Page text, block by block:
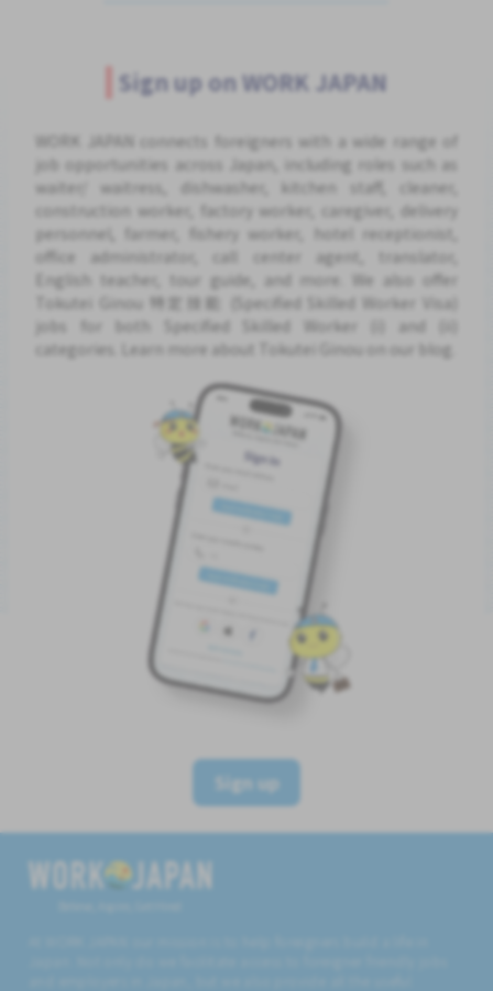
Sign up on WORK JAPAN
WORK JAPAN connects foreigners with a wide range of
job opportunities across Japan, including roles such as
waiter/ waitress, dishwasher, kitchen staff, cleaner,
construction worker, factory worker, caregiver, delivery
personnel, farmer, fishery worker, hotel receptionist,
office administrator, call center agent, translator,
English teacher, tour guide, and more. We also offer
Tokutei Ginou 特定技能 (Specified Skilled Worker Visa)
jobs for both Specified Skilled Worker (i) and (ii)
categories. Learn more about Tokutei Ginou on our blog.
Sign up